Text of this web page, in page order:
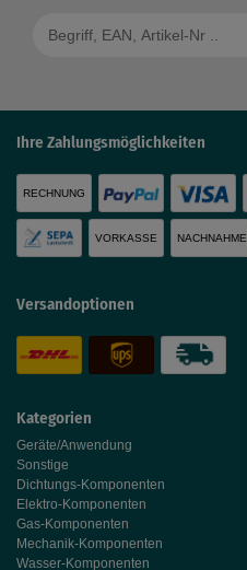
Kategorien
Geräte/Anwendung
Sonstige
Dichtungs-Komponenten
Elektro-Komponenten
Gas-Komponenten
Mechanik-Komponenten
Wasser-Komponenten
Ihre Zahlungsmöglichkeiten
RECHNUNG
VORKASSE NACHNAHME
Versandoptionen